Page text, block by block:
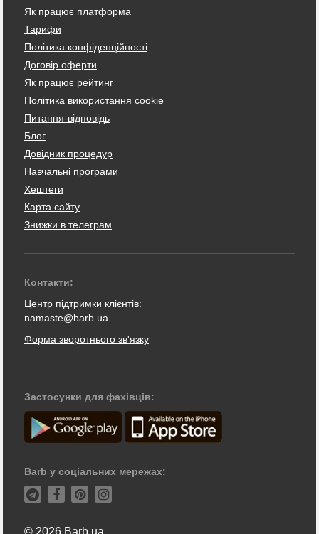
Як працює платформа
Тарифи
Політика конфіденційності
Договір оферти
Як працює рейтинг
Політика використання cookie
Питання-відповідь
Блог
Довідник процедур
Навчальні програми
Хештеги
Карта сайту
Знижки в телеграм
Контакти:
Центр підтримки клієнтів:
namaste@barb.ua
Форма зворотнього зв'язку
Застосунки для фахівців:
Barb у соціальних мережах:
© 2026 Barb.ua